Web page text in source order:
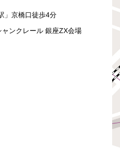
」京橋口徒歩4分
ンクレール 銀座ZX会場